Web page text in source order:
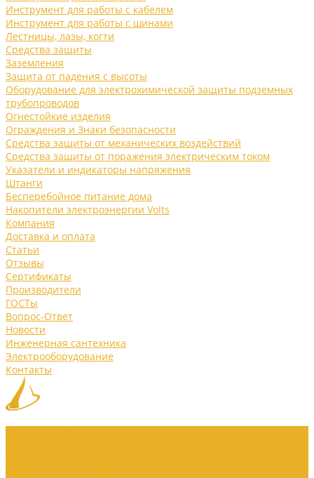
Инструмент для работы с кабелем
Инструмент для работы с шинами
Лестницы, лазы, когти
Средства защиты
Заземления
Защита от падения с высоты
Оборудование для электрохимической защиты подземных
трубопроводов
Огнестойкие изделия
Ограждения и Знаки безопасности
Средства защиты от механических воздействий
Средства защиты от поражения электрическим током
Указатели и индикаторы напряжения
Штанги
Бесперебойное питание дома
Накопители электроэнергии Volts
Компания
Доставка и оплата
Статьи
Отзывы
Сертификаты
Производители
ГОСТы
Вопрос-Ответ
Новости
Инженерная сантехника
Электрооборудование
Контакты